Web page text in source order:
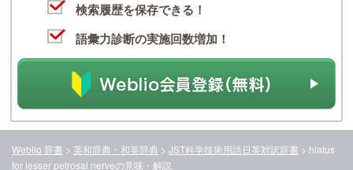
検索履歴を保存できる！
語彙力診断の実施回数増加！
Weblio 辞書 > 英和辞典・和英辞典 > JST科学技術用語日英対訳辞書 > hiatus
for lesser petrosal nerveの意味・解説